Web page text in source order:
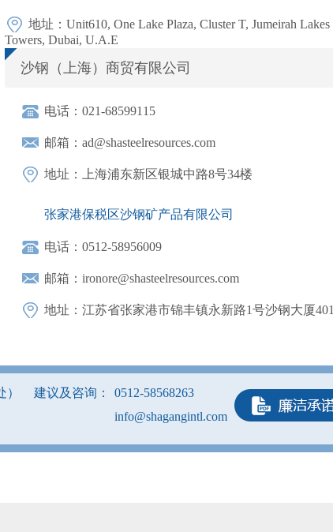
地址：Unit610, One Lake Plaza, Cluster T, Jumeirah Lakes
Towers, Dubai, U.A.E
沙钢（上海）商贸有限公司
电话：021-68599115
邮箱：ad@shasteelresources.com
地址：上海浦东新区银城中路8号34楼
张家港保税区沙钢矿产品有限公司
电话：0512-58956009
邮箱：ironore@shasteelresources.com
地址：江苏省张家港市锦丰镇永新路1号沙钢大厦401
建议及咨询：
0512-58568263
info@shagangintl.com